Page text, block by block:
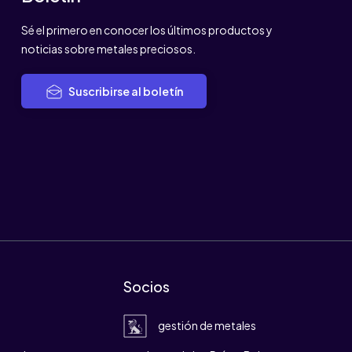
Sé el primero en conocer los últimos productos y
noticias sobre metales preciosos.
Suscribirse al boletín
Socios
gestión de metales